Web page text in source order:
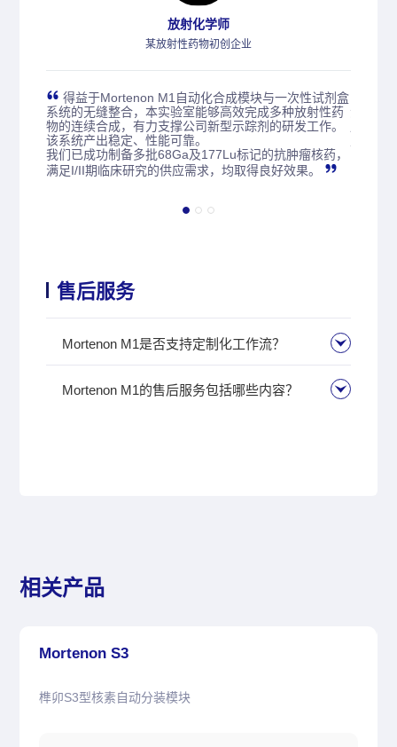
放射化学师
某放射性药物初创企业
得益于Mortenon M1自动化合成模块与一次性试剂盒
系统的无缝整合，本实验室能够高效完成多种放射性药
物的连续合成，有力支撑公司新型示踪剂的研发工作。
该系统产出稳定、性能可靠。
我们已成功制备多批68Ga及177Lu标记的抗肿瘤核药，
满足I/II期临床研究的供应需求，均取得良好效果。
源于放
售后服务
Mortenon M1是否支持定制化工作流？
Mortenon M1的售后服务包括哪些内容？
相关产品
Mortenon S3
榫卯S3型核素自动分装模块